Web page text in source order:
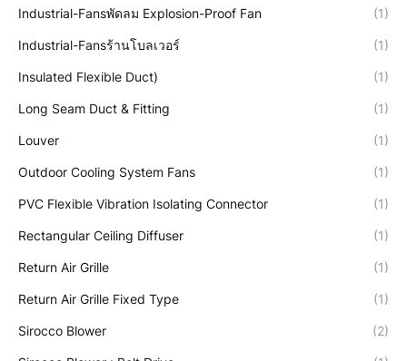
Industrial-Fansพัดลม Explosion-Proof Fan (1)
Industrial-Fansร้านโบลเวอร์ (1)
Insulated Flexible Duct) (1)
Long Seam Duct & Fitting (1)
Louver (1)
Outdoor Cooling System Fans (1)
PVC Flexible Vibration Isolating Connector (1)
Rectangular Ceiling Diffuser (1)
Return Air Grille (1)
Return Air Grille Fixed Type (1)
Sirocco Blower (2)